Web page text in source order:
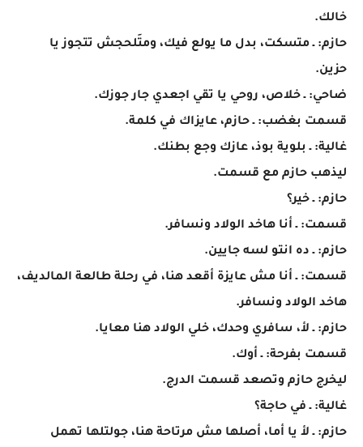
خالك.
حازم: ـ متسكت، بدل ما يولع فيك، ومتَلحجش تتجوز يا
حزين.
ضاحي: ـ خلاص، روحي يا تقي اجعدي جار جوزك.
قسمت بغضب: ـ حازم، عايزاك في كلمة.
غالية: ـ بلوية بوذ، عازك وجع بطنك.
ليذهب حازم مع قسمت.
حازم: ـ خير؟
قسمت: ـ أنا هاخد الولاد ونسافر.
حازم: ـ ده انتو لسه جايين.
قسمت: ـ أنا مش عايزة أقعد هنا، في رحلة طالعة المالديف،
هاخد الولاد ونسافر.
حازم: ـ لأ، سافري وحدك، خلي الولاد هنا معايا.
قسمت بفرحة: ـ أوك.
ليخرج حازم وتصعد قسمت الدرج.
غالية: ـ في حاجة؟
حازم: ـ لأ يا أما، أصلها مش مرتاحة هنا، جولتلها تهمل